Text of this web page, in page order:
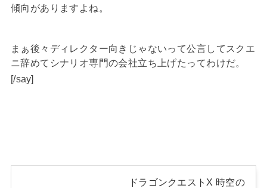
傾向がありますよね。
まぁ後々ディレクター向きじゃないって公言してスクエ
ニ辞めてシナリオ専門の会社立ち上げたってわけだ。
[/say]
ドラゴンクエストX 時空の